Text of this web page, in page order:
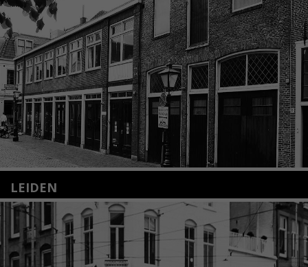
LEIDEN
Nieuwstraat 35
2312 KA Leiden
+31(0)71 – 52 84 480
info@kunsthuisleiden.nl